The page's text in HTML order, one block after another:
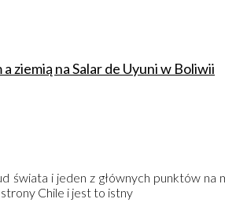
ziemią na Salar de Uyuni w Boliwii
świata i jeden z głównych punktów
Chile i jest to istny